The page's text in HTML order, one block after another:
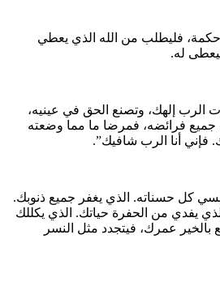
حكمة، فليطلب من الله الذي يعطي
له.
إلهك، وتصنع الحق في عينيه،
فرائضه، فمرضا ما مما وضعته
فإني أنا الرب شافيك”.
كل حسناته. الذي يغفر جميع ذنوبك.
يفدي من الحفرة حياتك. الذي يكللك
بالخير عمرك، فيتجدد مثل النسر